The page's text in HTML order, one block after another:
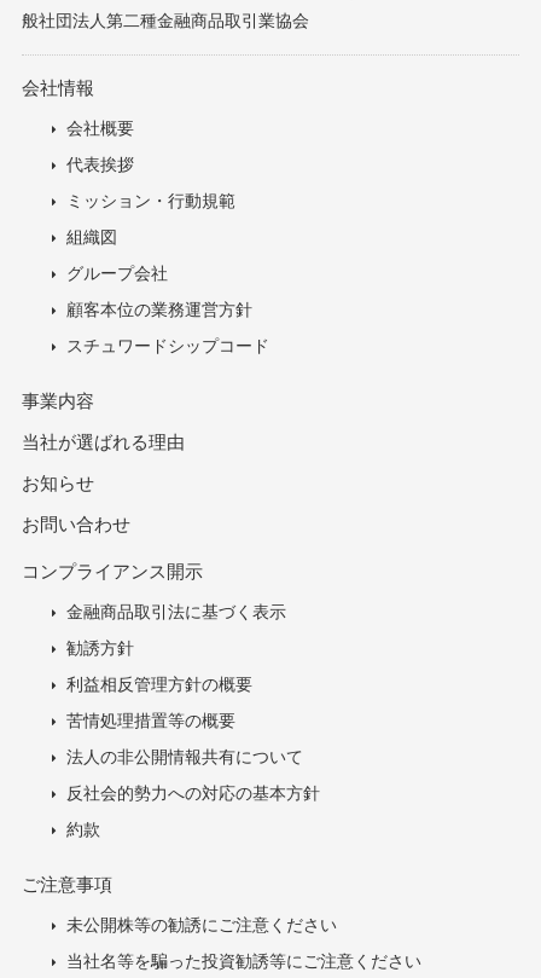
般社団法人第二種金融商品取引業協会
会社情報
会社概要
代表挨拶
ミッション・行動規範
組織図
グループ会社
顧客本位の業務運営方針
スチュワードシップコード
事業内容
当社が選ばれる理由
お知らせ
お問い合わせ
コンプライアンス開示
金融商品取引法に基づく表示
勧誘方針
利益相反管理方針の概要
苦情処理措置等の概要
法人の非公開情報共有について
反社会的勢力への対応の基本方針
約款
ご注意事項
未公開株等の勧誘にご注意ください
当社名等を騙った投資勧誘等にご注意ください